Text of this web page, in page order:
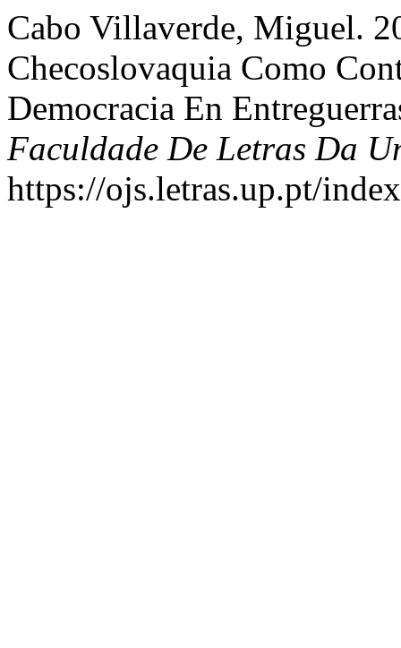
Cabo Villaverde, Miguel.
Checoslovaquia Como
Democracia En
Faculdade De Letras Da
https://ojs.letras.up.pt/